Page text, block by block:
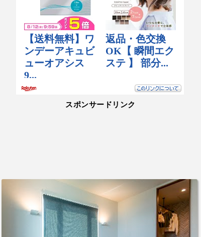
スポンサードリンク